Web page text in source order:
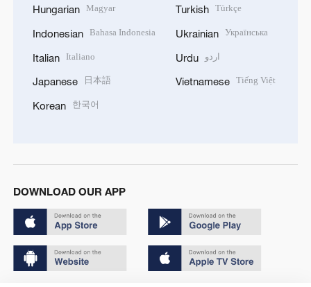
Hungarian Magyar
Indonesian Bahasa Indonesia
Italian Italiano
Japanese 日本語
Korean 한국어
Turkish Türkçe
Ukrainian Українська
Urdu اردو
Vietnamese Tiếng Việt
DOWNLOAD OUR APP